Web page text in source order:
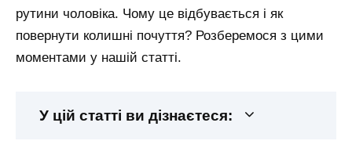
рутини чоловіка. Чому це відбувається і як
повернути колишні почуття? Розберемося з цими
моментами у нашій статті.
У цій статті ви дізнаєтеся: